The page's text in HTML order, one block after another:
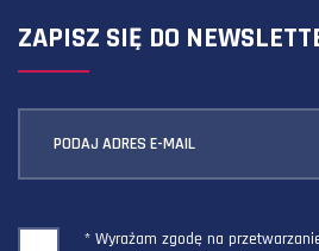
ZAPISZ SIĘ DO
PODAJ ADRES E-MAIL
* Wyrażam zgodę na